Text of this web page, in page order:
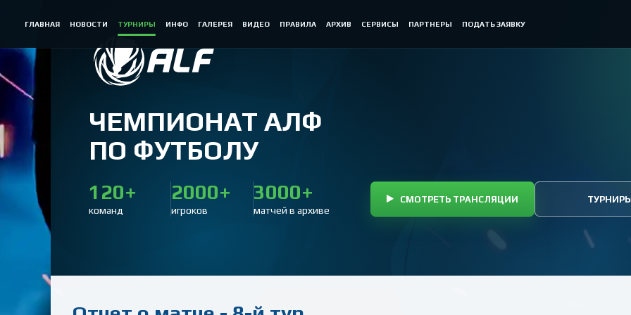
ЧЕМПИОНАТ АЛФ
ПО ФУТБОЛУ
120+
команд
2000+
игроков
3000+
матчей в архиве
СМОТРЕТЬ ТРАНСЛЯЦИИ
ГЛАВНАЯ НОВОСТИ ТУРНИРЫ ИНФО ГАЛЕРЕЯ ВИДЕО ПРАВИЛА АРХИВ СЕРВИСЫ ПАРТНЕРЫ ПОДАТЬ ЗАЯВКУ